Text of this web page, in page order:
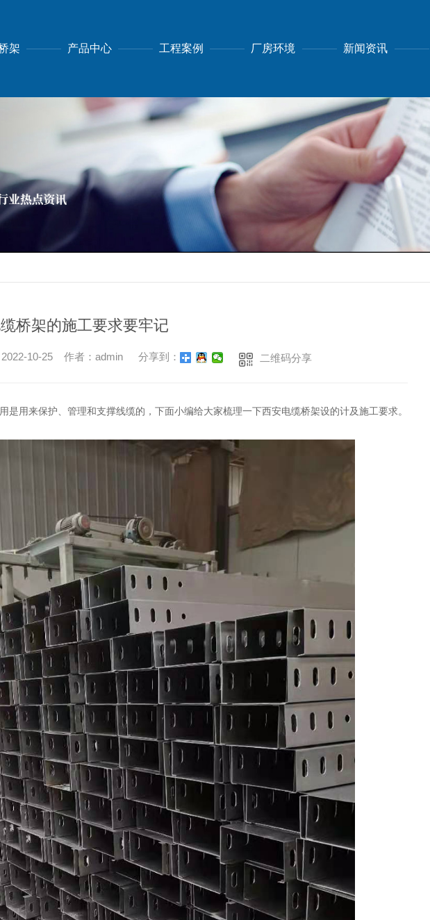
架 产品中心 工程案例 厂房环境 新闻资讯
桥架的施工要求要牢记
10-25 作者：admin 分享到： 二维码分享
用来保护、管理和支撑线缆的，下面小编给大家梳理一下西安电缆桥架设的计及施工要求。